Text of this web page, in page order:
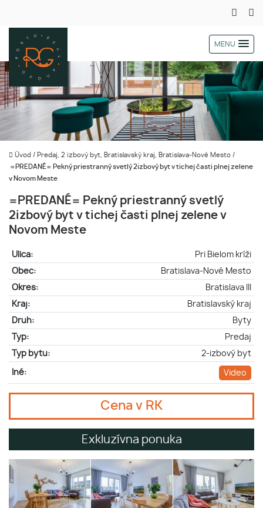
MENU
Úvod / Predaj, 2 izbový byt, Bratislavský kraj, Bratislava-Nové Mesto /
=PREDANÉ= Pekný priestranný svetlý 2izbový byt v tichej časti plnej zelene
v Novom Meste
=PREDANÉ= Pekný priestranný svetlý
2izbový byt v tichej časti plnej zelene v
Novom Meste
Ulica:
Pri Bielom kríži
Obec:
Bratislava-Nové Mesto
Okres:
Bratislava III
Kraj:
Bratislavský kraj
Druh:
Byty
Typ:
Predaj
Typ bytu:
2-izbový byt
Iné: Video
Cena v RK
Exkluzívna ponuka